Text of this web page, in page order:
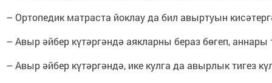
– Ортопедик матраста йоклау да бил авыртуын
– Авыр әйбер күтәргәндә аякларны бераз бөгеп, аннары
– Авыр әйбер күтәргәндә, ике кулга да авырлык тигез